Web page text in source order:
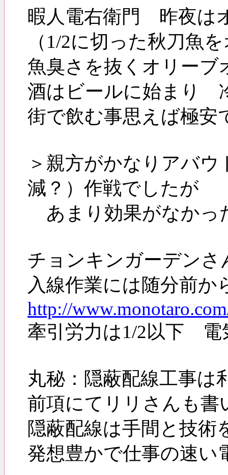
暇人電右衛門 昨夜は
（1/2に切った秋刀魚
魚臭さを抜くオリー
酒はビールに始まり
街で飲む事思えば極
＞親方がかなりアバ
減？）作戦でしたが
あまり効果がなかっ
チョンキンガーデン
入線作業には随分前か
http://
牽引労力は1/2以下 電
丸秘：隠蔽配線工事は
前項にてリリさんも
隠蔽配線は手間と技
発想豊かで仕事の速